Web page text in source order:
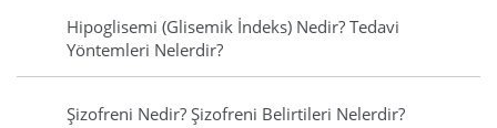
Hipoglisemi (Glisemik İndeks) Nedir? Tedavi
Yöntemleri Nelerdir?
Şizofreni Nedir? Şizofreni Belirtileri Nelerdir?